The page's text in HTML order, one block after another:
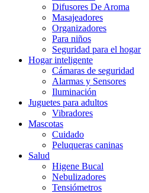
Difusores De Aroma
Masajeadores
Organizadores
Para niños
Seguridad para el hogar
Hogar inteligente
Cámaras de seguridad
Alarmas y Sensores
Iluminación
Juguetes para adultos
Vibradores
Mascotas
Cuidado
Peluqueras caninas
Salud
Higene Bucal
Nebulizadores
Tensiómetros